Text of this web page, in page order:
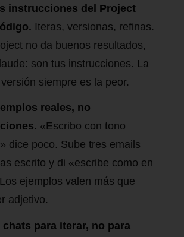
instrucciones del Project
Iteras, versionas, refinas.
no da buenos resultados,
son tus instrucciones. La
siempre es la peor.
reales, no
«Escribo con tono
dice poco. Sube tres emails
escrito y di «escribe como en
ejemplos valen más que
adjetivo.
chats para iterar, no para